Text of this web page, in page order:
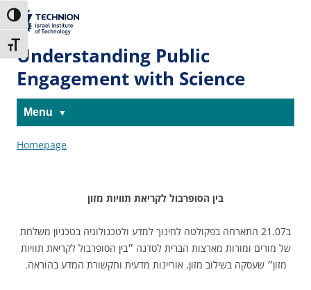
to
Content
to
navigation
Toggle High Contrast
Toggle Font size
The Technion
Site
Understanding Public
Engagement with Science
Menu
Homepage
בין הסופרבול לקריאת תוויות מזון
ב
21.07 התארחה בפקולטה לחינוך למדע ולטכנולוגיה בטכניון משלחת
של מורים ומורות מארצות הברית לסדנה ״בין הסופרבול לקריאת תוויות
מזון״ שעסקה בשילוב מזון, אוריינות מדעית ותקשורת המדע בהוראה.